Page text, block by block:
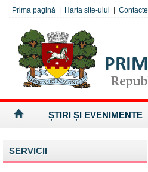
Prima pagină Harta site-ului Contacte
ȘTIRI ȘI EVENIMENTE
SERVICII